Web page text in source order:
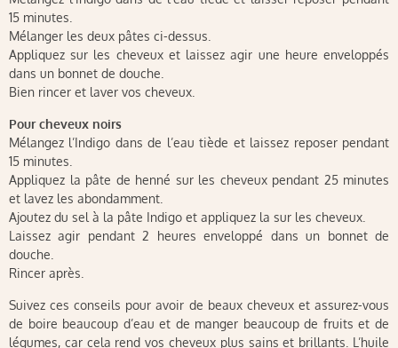
15 minutes.
Mélanger les deux pâtes ci-dessus.
Appliquez sur les cheveux et laissez agir une heure enveloppés
dans un bonnet de douche.
Bien rincer et laver vos cheveux.
Pour cheveux noirs
Mélangez l’Indigo dans de l’eau tiède et laissez reposer pendant
15 minutes.
Appliquez la pâte de henné sur les cheveux pendant 25 minutes
et lavez les abondamment.
Ajoutez du sel à la pâte Indigo et appliquez la sur les cheveux.
Laissez agir pendant 2 heures enveloppé dans un bonnet de
douche.
Rincer après.
Suivez ces conseils pour avoir de beaux cheveux et assurez-vous
de boire beaucoup d’eau et de manger beaucoup de fruits et de
légumes, car cela rend vos cheveux plus sains et brillants. L’huile